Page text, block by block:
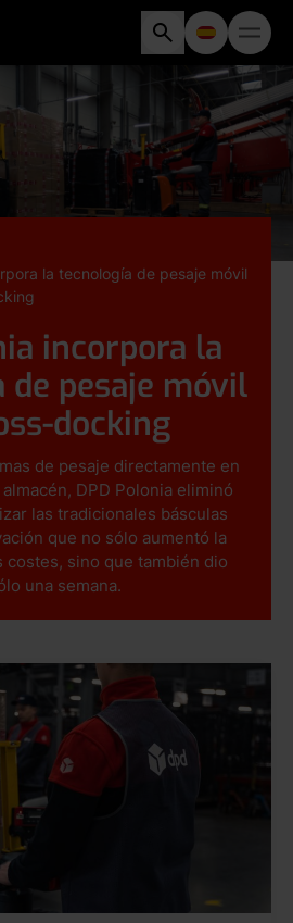
la tecnología de pesaje móvil
incorpora la
de pesaje móvil
docking
de pesaje directamente en
DPD Polonia eliminó
las tradicionales básculas
que no sólo aumentó la
costes, sino que también dio
una semana.